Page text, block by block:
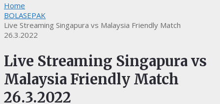
Home
BOLASEPAK
Live Streaming Singapura vs Malaysia Friendly Match
26.3.2022
Live Streaming Singapura vs
Malaysia Friendly Match
26.3.2022